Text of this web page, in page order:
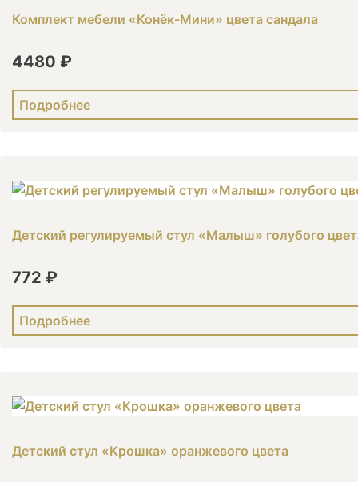
Комплект мебели «Конёк-Мини» цвета сандала
4480 ₽
Подробнее
Детский регулируемый стул «Малыш» голубого
772 ₽
Подробнее
Детский стул «Крошка» оранжевого цвета